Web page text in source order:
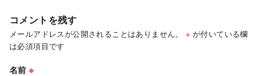
コメントを残す
メールアドレスが公開されることはありません。 ※ が付いている欄
は必須項目です
名前※